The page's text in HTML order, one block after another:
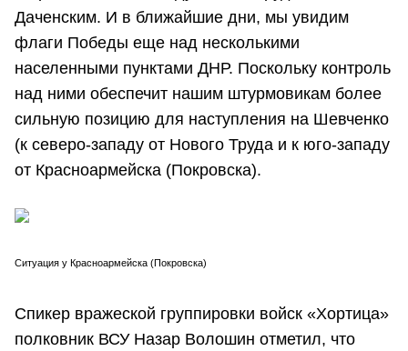
Даченским. И в ближайшие дни, мы увидим
флаги Победы еще над несколькими
населенными пунктами ДНР. Поскольку контроль
над ними обеспечит нашим штурмовикам более
сильную позицию для наступления на Шевченко
(к северо-западу от Нового Труда и к юго-западу
от Красноармейска (Покровска).
Ситуация у Красноармейска (Покровска)
Спикер вражеской группировки войск «Хортица»
полковник ВСУ Назар Волошин отметил, что